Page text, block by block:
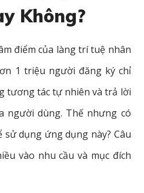
Không?
điểm của làng trí tuệ nhân
1 triệu người đăng ký chỉ
tương tác tự nhiên và trả lời
người dùng. Thế nhưng có
dụng ứng dụng này? Câu
vào nhu cầu và mục đích